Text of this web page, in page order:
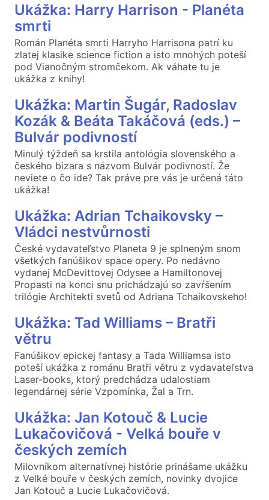
Ukážka: Harry Harrison - Planéta
smrti
Román Planéta smrti Harryho Harrisona patrí ku
zlatej klasike science fiction a isto mnohých poteší
pod Vianočným stromčekom. Ak váhate tu je
ukážka z knihy!
Ukážka: Martin Šugár, Radoslav
Kozák & Beáta Takáčová (eds.) –
Bulvár podivností
Minulý týždeň sa krstila antológia slovenského a
českého bizara s názvom Bulvár podivností. Že
neviete o čo ide? Tak práve pre vás je určená táto
ukážka!
Ukážka: Adrian Tchaikovsky –
Vládci nestvůrnosti
České vydavateľstvo Planeta 9 je splneným snom
všetkých fanúšikov space opery. Po nedávno
vydanej McDevittovej Odysee a Hamiltonovej
Propasti na konci snu prichádzajú so zavŕšením
trilógie Architekti svetů od Adriana Tchaikovskeho!
Ukážka: Tad Williams – Bratři
větru
Fanúšikov epickej fantasy a Tada Williamsa isto
poteší ukážka z románu Bratři větru z vydavateľstva
Laser-books, ktorý predchádza udalostiam
legendárnej série Vzpomínka, Žal a Trn.
Ukážka: Jan Kotouč & Lucie
Lukačovičová - Velká bouře v
českých zemích
Milovníkom alternatívnej histórie prinášame ukážku
z Velké bouře v českých zemích, novinky dvojice
Jan Kotouč a Lucie Lukačovičová.